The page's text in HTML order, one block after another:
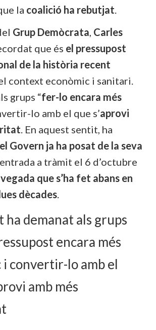
la coalició ha rebutjat.
Grup Demòcrata, Carles
que és el pressupost
de la història recent
context econòmic i sanitari.
grups “fer-lo encara més
lo amb el que s’aprovi
. En aquest sentit, ha
el Govern ja ha posat de la seva
a tràmit el 6 d’octubre
que s’ha fet abans en
dècades.
ha demanat als grups
encara més
convertir-lo amb el
amb més